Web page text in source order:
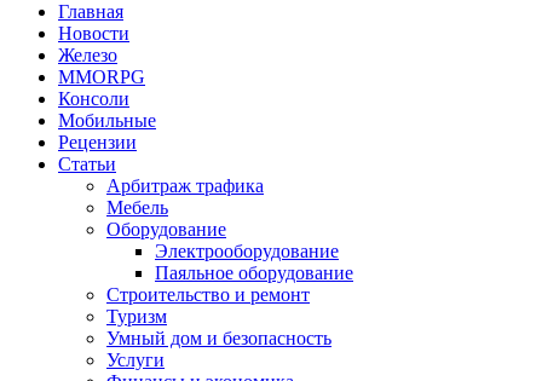
Главная
Новости
Железо
MMORPG
Консоли
Мобильные
Рецензии
Статьи
Арбитраж трафика
Мебель
Оборудование
Электрооборудование
Паяльное оборудование
Строительство и ремонт
Туризм
Умный дом и безопасность
Услуги